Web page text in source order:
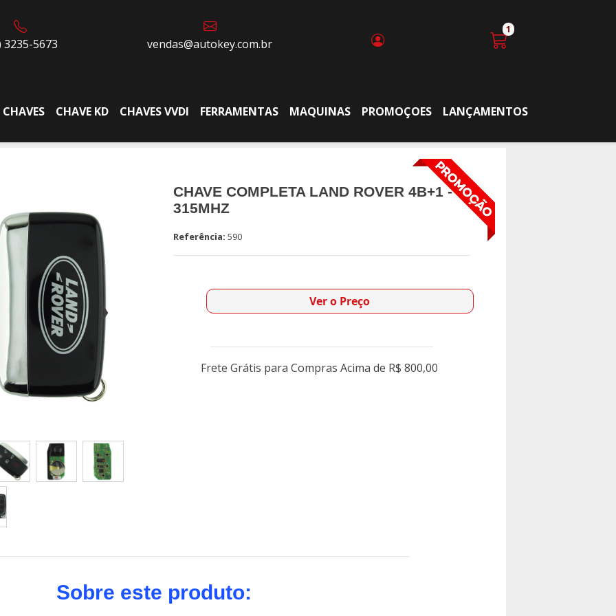
3235-5673 vendas@autokey.com.br
1
CHAVES CHAVE KD CHAVES VVDI FERRAMENTAS MAQUINAS PROMOÇOES LANÇAMENTOS
❯
CHAVE COMPLETA LAND ROVER 4B+1 -
315MHZ
Referência: 590
Ver o Preço
Frete Grátis para Compras Acima de R$ 800,00
Sobre este produto: